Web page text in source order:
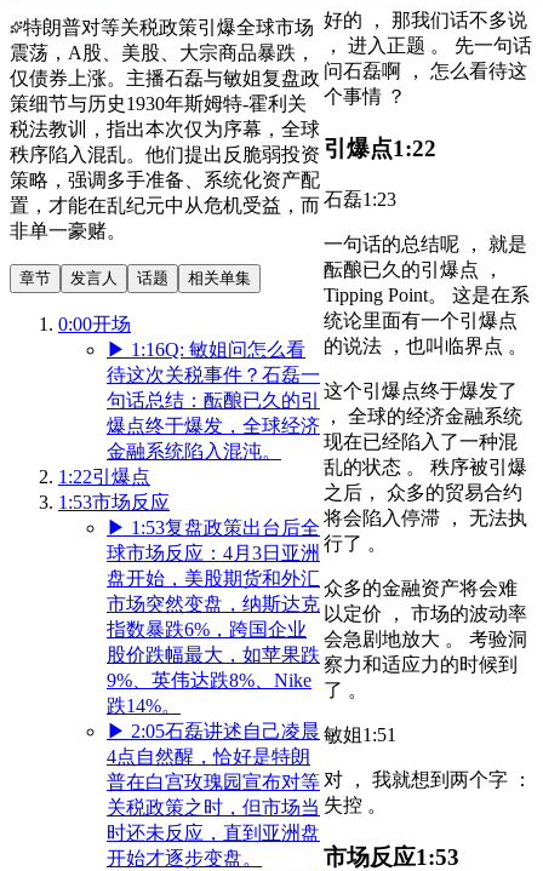
特朗普对等关税政策引爆全球市场
震荡，A股、美股、大宗商品暴跌，
仅债券上涨。主播石磊与敏姐复盘政
策细节与历史1930年斯姆特-霍利关
税法教训，指出本次仅为序幕，全球
秩序陷入混乱。他们提出反脆弱投资
策略，强调多手准备、系统化资产配
置，才能在乱纪元中从危机受益，而
非单一豪赌。
章节 发言人 话题 相关单集
0:00开场
▶ 1:16Q: 敏姐问怎么看
待这次关税事件？石磊一
句话总结：酝酿已久的引
爆点终于爆发，全球经济
金融系统陷入混沌。
1:22引爆点
1:53市场反应
▶ 1:53复盘政策出台后全
球市场反应：4月3日亚洲
盘开始，美股期货和外汇
市场突然变盘，纳斯达克
指数暴跌6%，跨国企业
股价跌幅最大，如苹果跌
9%、英伟达跌8%、Nike
跌14%。
▶ 2:05石磊讲述自己凌晨
4点自然醒，恰好是特朗
普在白宫玫瑰园宣布对等
关税政策之时，但市场当
时还未反应，直到亚洲盘
开始才逐步变盘。
好的 ， 那我们话不多说
， 进入正题 。 先一句话
问石磊啊 ， 怎么看待这
个事情 ？
引爆点1:22
石磊1:23
一句话的总结呢 ， 就是
酝酿已久的引爆点 ，
Tipping Point。 这是在系
统论里面有一个引爆点
的说法 ，也叫临界点 。
这个引爆点终于爆发了
， 全球的经济金融系统
现在已经陷入了一种混
乱的状态 。 秩序被引爆
之后， 众多的贸易合约
将会陷入停滞 ， 无法执
行了 。
众多的金融资产将会难
以定价 ， 市场的波动率
会急剧地放大 。 考验洞
察力和适应力的时候到
了 。
敏姐1:51
对 ， 我就想到两个字 ：
失控 。
市场反应1:53